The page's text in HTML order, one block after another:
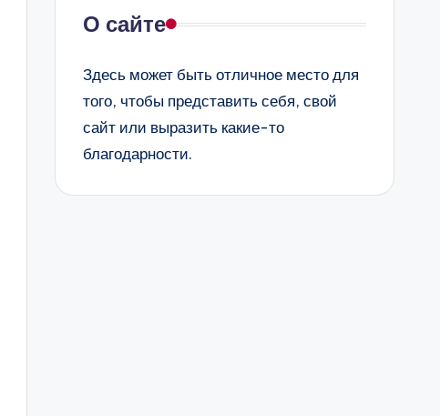
О сайте
Здесь может быть отличное место для
того, чтобы представить себя, свой
сайт или выразить какие-то
благодарности.